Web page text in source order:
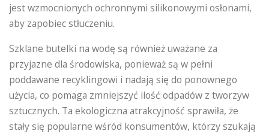
jest wzmocnionych ochronnymi silikonowymi osłonami,
aby zapobiec stłuczeniu.
Szklane butelki na wodę są również uważane za
przyjazne dla środowiska, ponieważ są w pełni
poddawane recyklingowi i nadają się do ponownego
użycia, co pomaga zmniejszyć ilość odpadów z tworzyw
sztucznych. Ta ekologiczna atrakcyjność sprawiła, że ​​
stały się popularne wśród konsumentów, którzy szukają